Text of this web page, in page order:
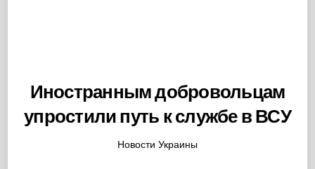
Иностранным добровольцам
упростили путь к службе в ВСУ
Новости Украины